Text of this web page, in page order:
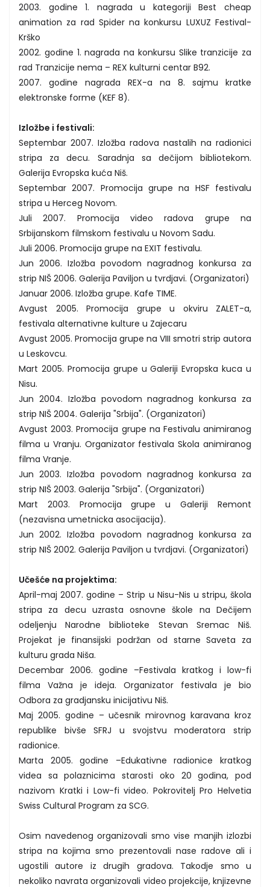
2003. godine 1. nagrada u kategoriji Best cheap
animation za rad Spider na konkursu LUXUZ Festival-
Krško
2002. godine 1. nagrada na konkursu Slike tranzicije za
rad Tranzicije nema – REX kulturni centar B92.
2007. godine nagrada REX-a na 8. sajmu kratke
elektronske forme (KEF 8).
Izložbe i festivali:
Septembar 2007. Izložba radova nastalih na radionici
stripa za decu. Saradnja sa dečijom bibliotekom.
Galerija Evropska kuća Niš.
Septembar 2007. Promocija grupe na HSF festivalu
stripa u Herceg Novom.
Juli 2007. Promocija video radova grupe na
Srbijanskom filmskom festivalu u Novom Sadu.
Juli 2006. Promocija grupe na EXIT festivalu.
Jun 2006. Izložba povodom nagradnog konkursa za
strip NIŠ 2006. Galerija Paviljon u tvrdjavi. (Organizatori)
Januar 2006. Izložba grupe. Kafe TIME.
Avgust 2005. Promocija grupe u okviru ZALET-a,
festivala alternativne kulture u Zajecaru
Avgust 2005. Promocija grupe na VIII smotri strip autora
u Leskovcu.
Mart 2005. Promocija grupe u Galeriji Evropska kuca u
Nisu.
Jun 2004. Izložba povodom nagradnog konkursa za
strip NIŠ 2004. Galerija "Srbija". (Organizatori)
Avgust 2003. Promocija grupe na Festivalu animiranog
filma u Vranju. Organizator festivala Skola animiranog
filma Vranje.
Jun 2003. Izložba povodom nagradnog konkursa za
strip NIŠ 2003. Galerija "Srbija". (Organizatori)
Mart 2003. Promocija grupe u Galeriji Remont
(nezavisna umetnicka asocijacija).
Jun 2002. Izložba povodom nagradnog konkursa za
strip NIŠ 2002. Galerija Paviljon u tvrdjavi. (Organizatori)
Učešće na projektima:
April-maj 2007. godine – Strip u Nisu-Nis u stripu, škola
stripa za decu uzrasta osnovne škole na Dečijem
odeljenju Narodne biblioteke Stevan Sremac Niš.
Projekat je finansijski podržan od starne Saveta za
kulturu grada Niša.
Decembar 2006. godine –Festivala kratkog i low-fi
filma Važna je ideja. Organizator festivala je bio
Odbora za gradjansku inicijativu Niš.
Maj 2005. godine – učesnik mirovnog karavana kroz
republike bivše SFRJ u svojstvu moderatora strip
radionice.
Marta 2005. godine –Edukativne radionice kratkog
videa sa polaznicima starosti oko 20 godina, pod
nazivom Kratki i Low-fi video. Pokrovitelj Pro Helvetia
Swiss Cultural Program za SCG.
Osim navedenog organizovali smo vise manjih izlozbi
stripa na kojima smo prezentovali nase radove ali i
ugostili autore iz drugih gradova. Takodje smo u
nekoliko navrata organizovali video projekcije, knjizevne